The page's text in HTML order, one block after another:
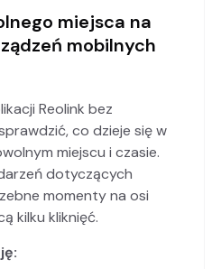
miejsca na
mobilnych
Reolink bez
co dzieje się w
miejscu i czasie.
dotyczących
momenty na osi
kilku kliknięć.